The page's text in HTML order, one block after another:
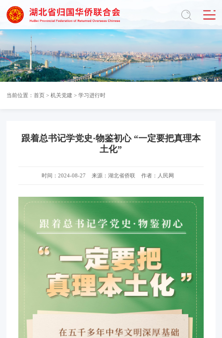
当前位置：首页 >机关党建 >学习进行时
跟着总书记学党史·物鉴初心 “一定要把真理本
土化”
时间：2024-08-27 来源：湖北省侨联 作者：人民网